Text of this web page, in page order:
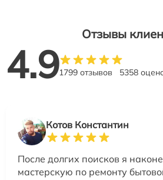
Отзывы
4.91799 отзывов 5358
Котов Константин
После долгих поисков я
мастерскую по ремонту